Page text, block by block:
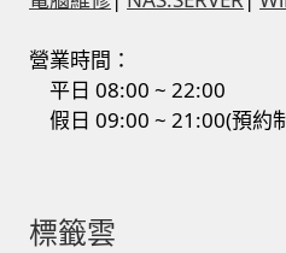
營業時間：
平日 08:00 ~ 22:00
假日 09:00 ~ 21:00(預約
標籤雲